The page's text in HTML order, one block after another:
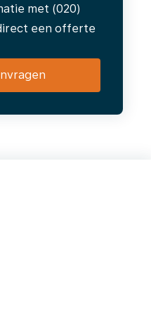
met (020)
een offerte